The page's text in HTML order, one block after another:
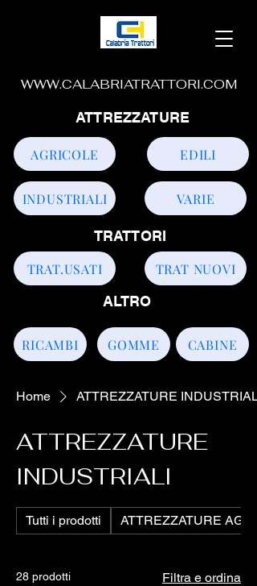
WWW.CALABRIATRATTORI.COM
TRAT.USATI TRAT NUOVI
INDUSTRIALI
AGRICOLE EDILI
VARIE
CABINE
GOMME
RICAMBI
ATTREZZATURE
TRATTORI
ALTRO
Home ATTREZZATURE INDUSTRIALI
ATTREZZATURE
INDUSTRIALI
Tutti i prodotti ATTREZZATURE
28 prodotti Filtra e ordina